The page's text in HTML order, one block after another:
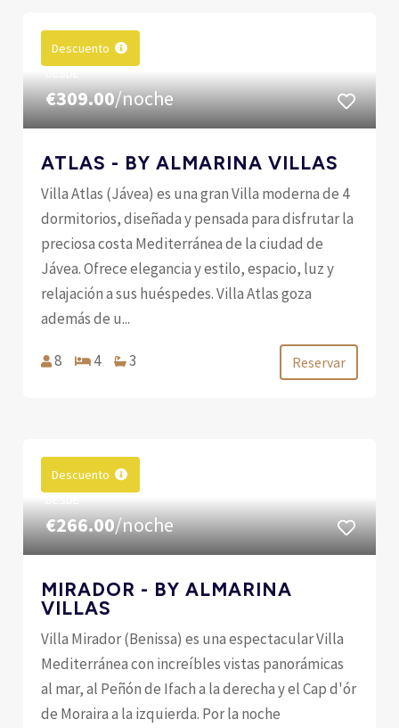
Descuento
€309.00/noche
ATLAS - BY ALMARINA VILLAS
Villa Atlas (Jávea) es una gran Villa moderna de 4
dormitorios, diseñada y pensada para disfrutar la
preciosa costa Mediterránea de la ciudad de
Jávea. Ofrece elegancia y estilo, espacio, luz y
relajación a sus huéspedes. Villa Atlas goza
además de u...
8 4 3 Reservar
Descuento
€266.00/noche
MIRADOR - BY ALMARINA
VILLAS
Villa Mirador (Benissa) es una espectacular Villa
Mediterránea con increíbles vistas panorámicas
al mar, al Peñón de Ifach a la derecha y el Cap d'ór
de Moraira a la izquierda. Por la noche